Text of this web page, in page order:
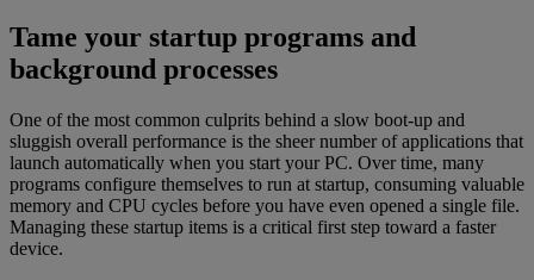
Tame your startup programs and
background processes
One of the most common culprits behind a slow boot-up and
sluggish overall performance is the sheer number of applications that
launch automatically when you start your PC. Over time, many
programs configure themselves to run at startup, consuming valuable
memory and CPU cycles before you have even opened a single file.
Managing these startup items is a critical first step toward a faster
device.